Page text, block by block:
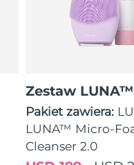
Zestaw
Pakiet zawiera:
LUNA™ Micro-
Cleanser 2.0